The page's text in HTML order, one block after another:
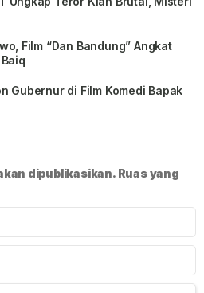
Film “Dan Bandung” Angkat
Gubernur di Film Komedi Bapak
dipublikasikan. Ruas yang